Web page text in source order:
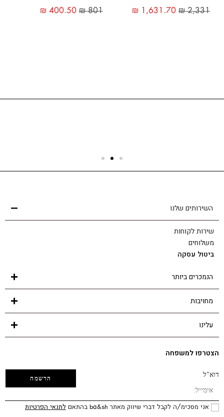
₪2,331
₪ 1,631.70
₪801
₪ 400.50
שירות לקוחות
השירותים שלנו
שירות לקוחות
משלוחים
ביטול עסקה
הנמכרים ביותר
מחויבות
עלינו
הצטרפו למשפחה
דוא"ל
אני מסכימ/ה לקבל דברי שיווק מאתר ba&sh בהתאם לתנאי הפרטיות